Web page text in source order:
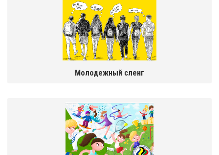
Молодежный сленг